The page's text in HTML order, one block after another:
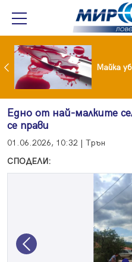
Проф.Кантарджиев: Пазете се от комарите и полово предаваните инфекции
Едно от най-малките
се прави
01.06.2026, 10:32 | Трън
СПОДЕЛИ:
Previous